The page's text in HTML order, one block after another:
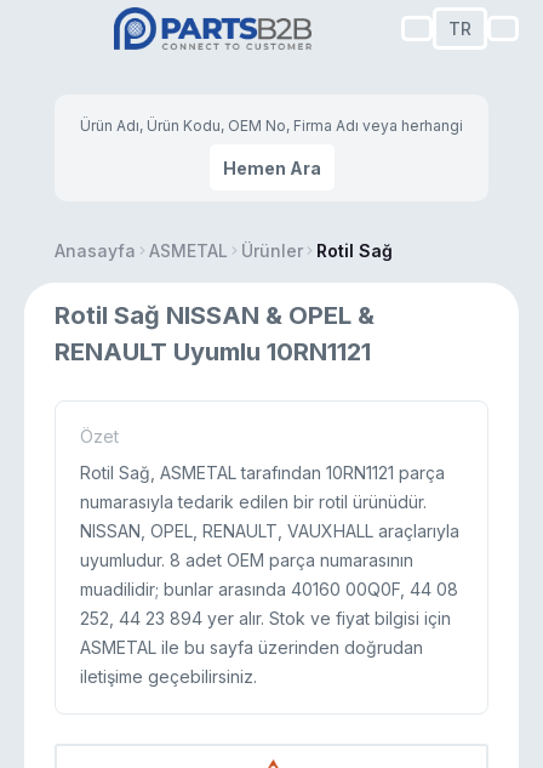
TR
Hemen Ara
Anasayfa ASMETAL Ürünler Rotil Sağ
Rotil Sağ NISSAN & OPEL &
RENAULT Uyumlu 10RN1121
Özet
Rotil Sağ, ASMETAL tarafından 10RN1121 parça
numarasıyla tedarik edilen bir rotil ürünüdür.
NISSAN, OPEL, RENAULT, VAUXHALL araçlarıyla
uyumludur. 8 adet OEM parça numarasının
muadilidir; bunlar arasında 40160 00Q0F, 44 08
252, 44 23 894 yer alır. Stok ve fiyat bilgisi için
ASMETAL ile bu sayfa üzerinden doğrudan
iletişime geçebilirsiniz.